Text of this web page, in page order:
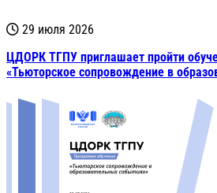
29 июля 2026
ЦДОРК ТГПУ приглашает пройти
«Тьюторское сопровождение в